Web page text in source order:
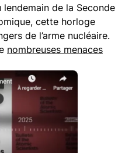
de la Seconde
cette horloge
de l’arme nucléaire.
nombreuses menaces